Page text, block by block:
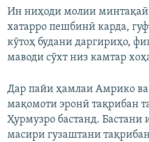
Ин ниҳоди молии минтақаӣ
хатарро пешбинӣ карда,
кӯтоҳ будани даргириҳо,
маводи сӯхт низ камтар
Дар пайи ҳамлаи Амрико
мақомоти эронӣ тақрибан
Ҳурмузро бастанд. Бастани
масири гузаштани